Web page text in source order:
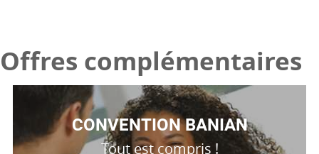
Offres complémentaires
CONVENTION BANIAN
Tout est compris !